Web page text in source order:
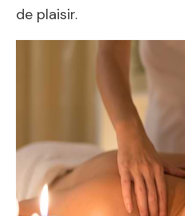
de plaisir.